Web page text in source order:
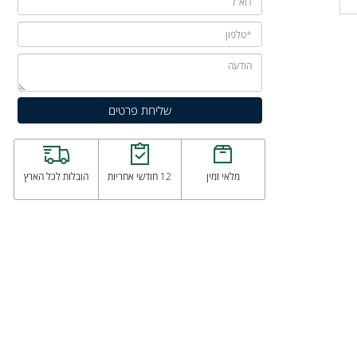
מלאי זמין 12 חודשי אחריות הובלות לכל הארץ